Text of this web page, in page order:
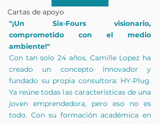
Cartas de apoyo
"¡Un Six-Fours visionario,
comprometido con el medio
ambiente!"
Con tan solo 24 años, Camille Lopez ha
creado un concepto innovador y
fundado su propia consultora: HY-Plug.
Ya reúne todas las características de una
joven emprendedora, pero eso no es
todo. Con su formación académica en